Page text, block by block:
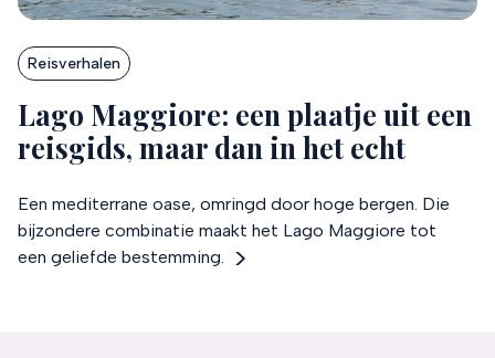
Reisverhalen
Lago Maggiore: een plaatje uit een
reisgids, maar dan in het echt
Een mediterrane oase, omringd door hoge bergen. Die
bijzondere combinatie maakt het Lago Maggiore tot
een geliefde bestemming.